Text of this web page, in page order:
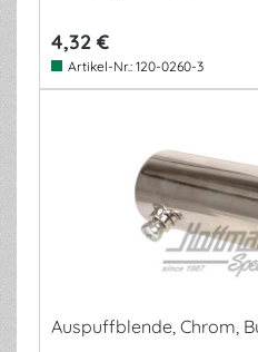
4,32 €
Artikel-Nr.: 120-0260-3
Auspuffblende, Chrom,